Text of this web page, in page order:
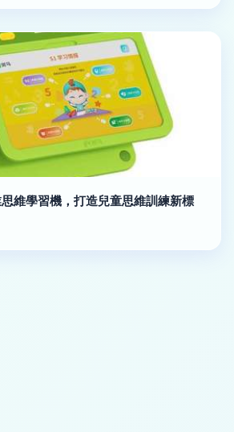
維學習機，打造兒童思維訓練新標